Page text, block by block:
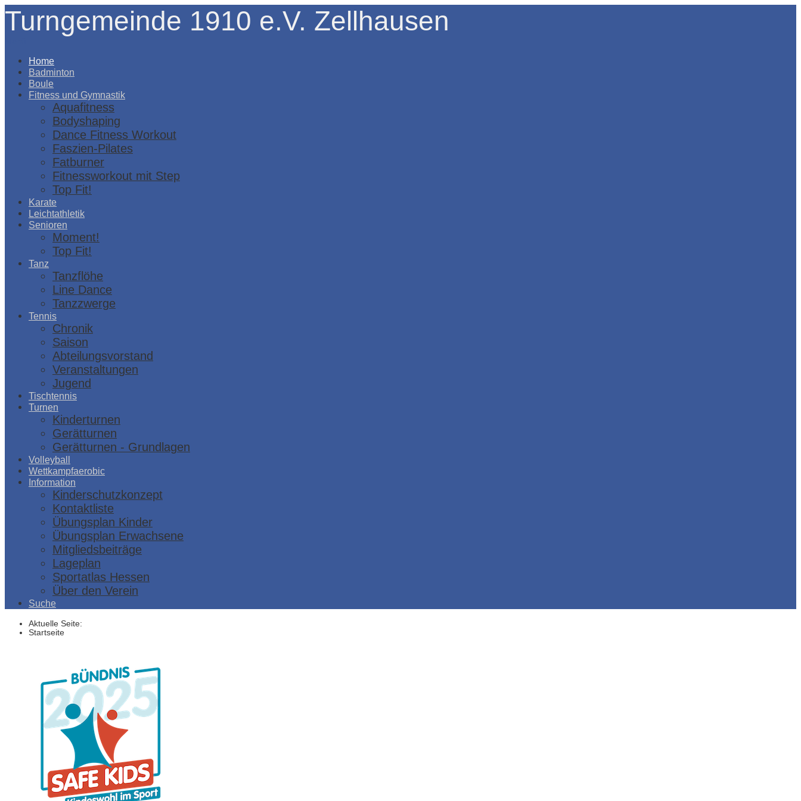
Turngemeinde 1910 e.V. Zellhausen
Home
Badminton
Boule
Fitness und Gymnastik
Aquafitness
Bodyshaping
Dance Fitness Workout
Faszien-Pilates
Fatburner
Fitnessworkout mit Step
Top Fit!
Karate
Leichtathletik
Senioren
Moment!
Top Fit!
Tanz
Tanzflöhe
Line Dance
Tanzzwerge
Tennis
Chronik
Saison
Abteilungsvorstand
Veranstaltungen
Jugend
Tischtennis
Turnen
Kinderturnen
Gerätturnen
Gerätturnen - Grundlagen
Volleyball
Wettkampfaerobic
Information
Kinderschutzkonzept
Kontaktliste
Übungsplan Kinder
Übungsplan Erwachsene
Mitgliedsbeiträge
Lageplan
Sportatlas Hessen
Über den Verein
Suche
Aktuelle Seite:
Startseite